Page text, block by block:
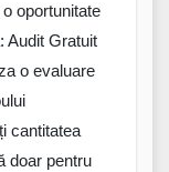
oportunitate
Audit Gratuit
o evaluare
cantitatea
doar pentru